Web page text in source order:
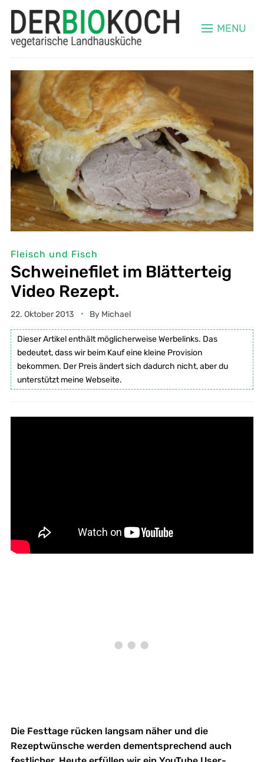
MENU
Fleisch und Fisch
Schweinefilet im Blätterteig
Video Rezept.
22. Oktober 2013 By Michael
Dieser Artikel enthält möglicherweise Werbelinks. Das
bedeutet, dass wir beim Kauf eine kleine Provision
bekommen. Der Preis ändert sich dadurch nicht, aber du
unterstützt meine Webseite.
Die Festtage rücken langsam näher und die
Rezeptwünsche werden dementsprechend auch